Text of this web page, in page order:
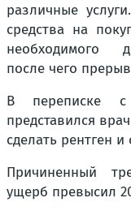
различные
средства на
необходимого
после чего
В переписке
представился
сделать рентген
Причиненный
ущерб превысил